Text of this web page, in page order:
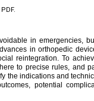
in emergencies,
in orthopedic
reintegration. To
to precise rules, and
the indications and
potential